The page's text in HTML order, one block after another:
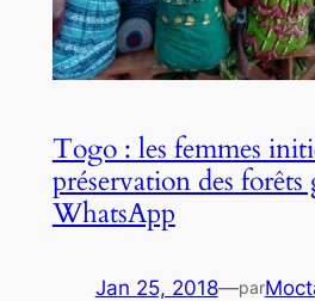
Togo : les femmes
préservation des forêts
WhatsApp
Jan 25, 2018—par